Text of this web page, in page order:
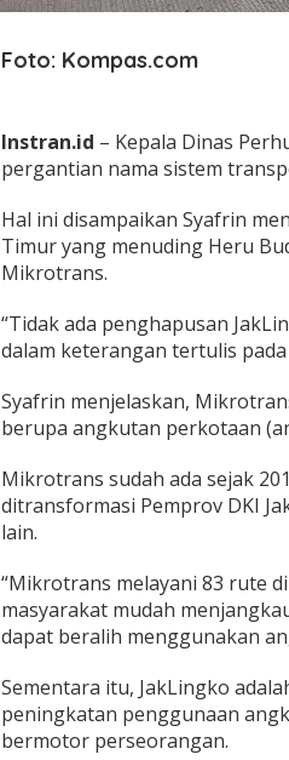
g
o
i
M
i
r
o
t
n
s
Foto: Kompas.com
Instran.id – Kepala Dinas
pergantian nama sistem
Hal ini disampaikan Syafrin
Timur yang menuding Heru
Mikrotrans.
“Tidak ada penghapusan
dalam keterangan tertulis pada
Syafrin menjelaskan,
berupa angkutan perkotaan
Mikrotrans sudah ada sejak
ditransformasi Pemprov DKI
lain.
“Mikrotrans melayani 83 rute
masyarakat mudah
dapat beralih menggunakan
Sementara itu, JakLingko
peningkatan penggunaan
bermotor perseorangan.